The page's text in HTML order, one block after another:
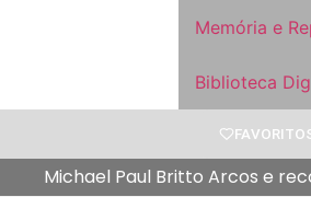
Memória e
Biblioteca
Michael Paul Britto Arcos e